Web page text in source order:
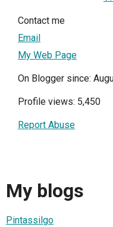
Contact me
Email
My Web Page
On Blogger since:
Profile views: 5,450
Report Abuse
My blogs
Pintassilgo